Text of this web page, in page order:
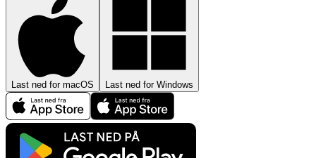
Last ned for macOS Last ned for Windows